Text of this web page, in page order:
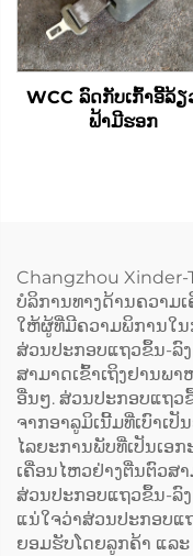
WCC ລົດກັບເກົ້າອີ້ລ້ຽ
ຟ້າມີຮອກ
Changzhou Xinder-
ບໍລິການທາງດ້ານຄວາມ
ໃຫ້ຜູ້ທີ່ມີຄວາມພິການໃນ
ສ່ວນປະກອບແຖວຂຶ້ນ-ລົ
ສາມາດເຂົ້າເຖິງຢານພ
ອື່ນໆ. ສ່ວນປະກອບແຖວ
ຈາກອາລູມິເນີ້ມທີ່ເບົາເປັ
ໄລຍະການພັບທີ່ເປັນເອ
ເຄື່ອນໄຫວຢ່າງຕື່ນຕົວສ
ສ່ວນປະກອບແຖວຂຶ້ນ-ລົງ
ແນ່ໃຈວ່າສ່ວນປະກອບແ
ຍອມຮັບໂດຍລູກຄ້າ ແລ